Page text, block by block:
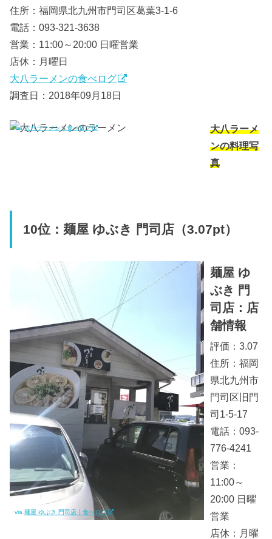
住所：福岡県北九州市門司区葛葉3-1-6
電話：093-321-3638
営業：11:00～20:00 日曜営業
店休：月曜日
大八ラーメンの食べログ
調査日：2018年09月18日
via.大八ラーメン｜食べログ
大八ラーメ
ンの料理写
真
10位：麺屋 ゆぶき 門司店（3.07pt）
via.麺屋 ゆぶき 門司店｜食べログ
麺屋 ゆ
ぶき 門
司店：店
舗情報
評価：3.07
住所：福岡
県北九州市
門司区旧門
司1-5-17
電話：093-
776-4241
営業：
11:00～
20:00 日曜
営業
店休：月曜